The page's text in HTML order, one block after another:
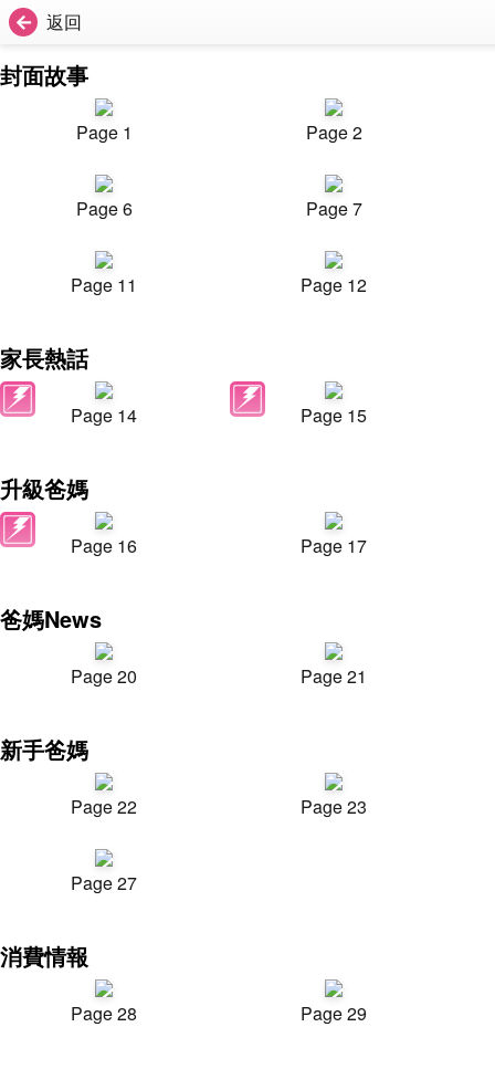
返回
封面故事
Page 1 Page 2
Page 6 Page 7
Page 11 Page 12
家長熱話
Page 14 Page 15
升級爸媽
Page 16 Page 17
爸媽News
Page 20 Page 21
新手爸媽
Page 22 Page 23
Page 27
消費情報
Page 28 Page 29